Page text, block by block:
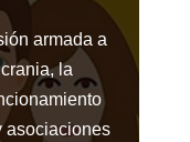
armada a
la
asociaciones